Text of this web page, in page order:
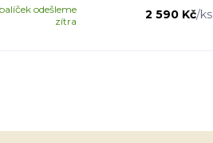
2 590 Kč/ks
odešleme
zítra